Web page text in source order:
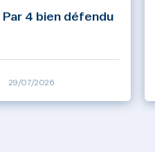
Par 4 bien défendu
29/07/2026